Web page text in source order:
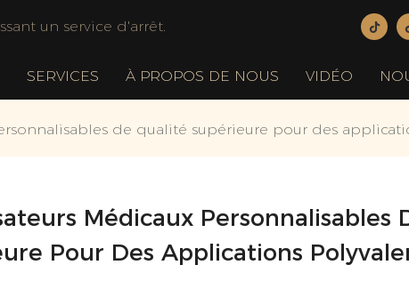
un service d'arrêt.
SERVICES À PROPOS DE NOUS VIDÉO
de qualité supérieure pour des
Médicaux Personnalisables
Pour Des Applications